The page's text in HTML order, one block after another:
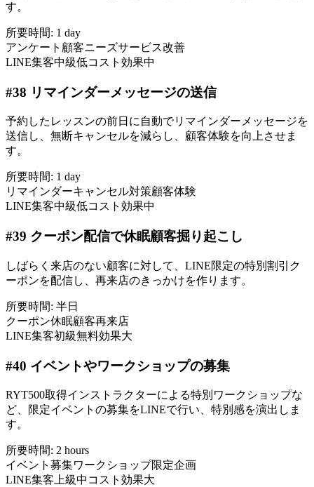
す。
所要時間: 1 day
アンケート 顧客ニーズサービス改善
LINE集客中級低コスト 効果中
#38 リマインダーメッセージの送信
予約したレッスンの前日に自動でリマインダーメッセージを
送信し、無断キャンセルを減らし、顧客体験を向上させま
す。
所要時間: 1 day
リマインダーキャンセル対策顧客体験
LINE集客中級低コスト 効果中
#39 クーポン配信で休眠顧客掘り起こし
しばらく来店のない顧客に対して、LINE限定の特別割引ク
ーポンを配信し、再来店のきっかけを作ります。
所要時間: 半日
クーポン休眠顧客再来店
LINE集客初級無料効果大
#40 イベントやワークショップの募集
RYT500取得インストラクターによる特別ワークショップな
ど、限定イベントの募集をLINEで行い、特別感を演出しま
す。
所要時間: 2 hours
イベント募集ワークショップ限定企画
LINE集客 上級中コスト 効果大